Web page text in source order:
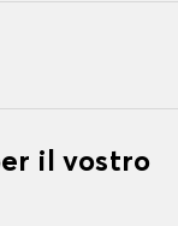
il vostro